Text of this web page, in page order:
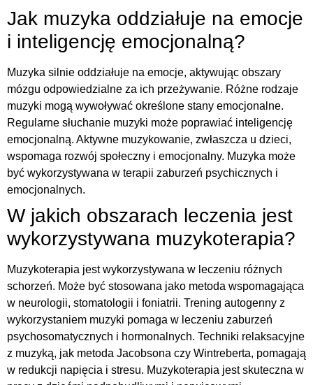
Jak muzyka oddziałuje na emocje
i inteligencję emocjonalną?
Muzyka silnie oddziałuje na emocje, aktywując obszary
mózgu odpowiedzialne za ich przeżywanie. Różne rodzaje
muzyki mogą wywoływać określone stany emocjonalne.
Regularne słuchanie muzyki może poprawiać inteligencję
emocjonalną. Aktywne muzykowanie, zwłaszcza u dzieci,
wspomaga rozwój społeczny i emocjonalny. Muzyka może
być wykorzystywana w terapii zaburzeń psychicznych i
emocjonalnych.
W jakich obszarach leczenia jest
wykorzystywana muzykoterapia?
Muzykoterapia jest wykorzystywana w leczeniu różnych
schorzeń. Może być stosowana jako metoda wspomagająca
w neurologii, stomatologii i foniatrii. Trening autogenny z
wykorzystaniem muzyki pomaga w leczeniu zaburzeń
psychosomatycznych i hormonalnych. Techniki relaksacyjne
z muzyką, jak metoda Jacobsona czy Wintreberta, pomagają
w redukcji napięcia i stresu. Muzykoterapia jest skuteczna w